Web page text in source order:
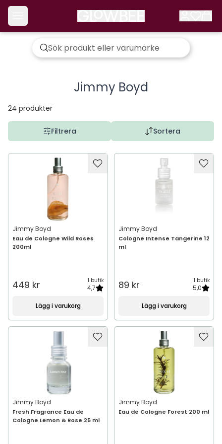
Jimmy Boyd
24 produkter
Filtrera Sortera
Jimmy Boyd
Eau de Cologne Wild Roses
200ml
449 kr 1 butik
4,7
Lägg i varukorg
Jimmy Boyd
Cologne Intense Tangerine 12
ml
89 kr 1 butik
5,0
Lägg i varukorg
Jimmy Boyd
Fresh Fragrance Eau de
Cologne Lemon & Rose 25 ml
Jimmy Boyd
Eau de Cologne Forest 200 ml